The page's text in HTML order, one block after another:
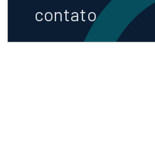
contato